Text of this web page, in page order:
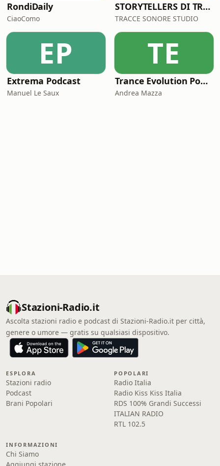
RondiDaily
CiaoComo
STORYTELLERS DI TRACCESONORE STUDIO
TRACCE SONORE STUDIO
EP
Extrema Podcast
Manuel Le Saux
TE
Trance Evolution Podcast
Andrea Mazza
Stazioni-Radio.it
Ascolta stazioni radio e podcast di Stazioni-Radio.it per città,
genere o umore — gratis su qualsiasi dispositivo.
ESPLORA
Stazioni radio
Podcast
Brani Popolari
POPOLARI
Radio Italia
Radio Kiss Kiss Italia
RDS 100% Grandi Successi
ITALIAN RADIO
RTL 102.5
INFORMAZIONI
Chi Siamo